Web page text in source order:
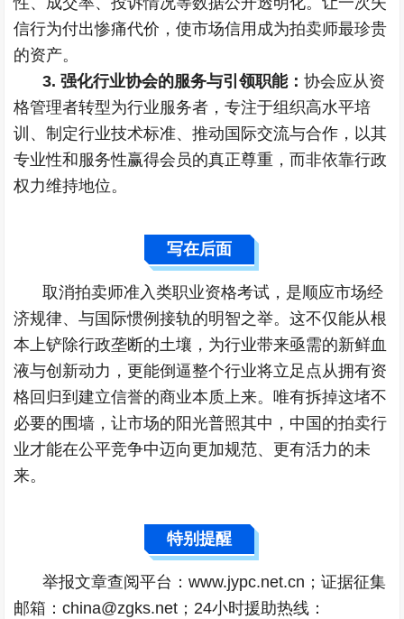
信行为付出惨痛代价，使市场信用成为拍卖师最珍贵
的资产。
3. 强化行业协会的服务与引领职能：协会应从资
格管理者转型为行业服务者，专注于组织高水平培
训、制定行业技术标准、推动国际交流与合作，以其
专业性和服务性赢得会员的真正尊重，而非依靠行政
权力维持地位。
写在后面
取消拍卖师准入类职业资格考试，是顺应市场经
济规律、与国际惯例接轨的明智之举。这不仅能从根
本上铲除行政垄断的土壤，为行业带来亟需的新鲜血
液与创新动力，更能倒逼整个行业将立足点从拥有资
格回归到建立信誉的商业本质上来。唯有拆掉这堵不
必要的围墙，让市场的阳光普照其中，中国的拍卖行
业才能在公平竞争中迈向更加规范、更有活力的未
来。
特别提醒
举报文章查阅平台：www.jypc.net.cn；证据征集
邮箱：china@zgks.net；24小时援助热线：